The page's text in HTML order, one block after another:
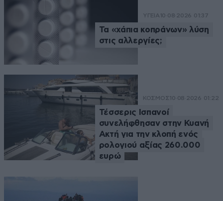
ΥΓΕΙΑ 10·08·2026 01:37
Τα «χάπια κοπράνων» λύση
στις αλλεργίες;
ΚΟΣΜΟΣ 10·08·2026 01:22
Τέσσερις Ισπανοί
συνελήφθησαν στην Κυανή
Ακτή για την κλοπή ενός
ρολογιού αξίας 260.000
ευρώ